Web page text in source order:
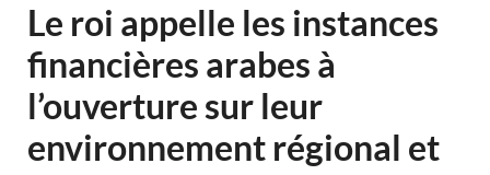
Le roi appelle les instances
financières arabes à
l’ouverture sur leur
environnement régional et